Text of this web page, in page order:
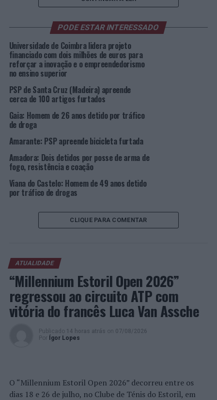
DESTAQUE
PSP
PRÓXIMO
Bragança celebra verão com noite de música e
animação
Vila Franca de Xira acolhe a chegada da 2ª Etapa da 84ª
Edição da Volta a Portugal em Bicicleta
PODE ESTAR INTERESSADO
Universidade de Coimbra lidera projeto
financiado com dois milhões de euros para
reforçar a inovação e o empreendedorismo
no ensino superior
PSP de Santa Cruz (Madeira) apreende
cerca de 100 artigos furtados
Gaia: Homem de 26 anos detido por tráfico
de droga
Amarante: PSP apreende bicicleta furtada
Amadora: Dois detidos por posse de arma de
fogo, resistência e coação
Viana do Castelo: Homem de 49 anos detido
por tráfico de drogas
CLIQUE PARA COMENTAR
ATUALIDADE
“Millennium Estoril Open 2026”
regressou ao circuito ATP com
vitória do francês Luca Van Assche
Publicado 14 horas atrás on 07/08/2026
Por
Ígor Lopes
O “Millennium Estoril Open 2026” decorreu entre os
dias 18 e 26 de julho, no Clube de Ténis do Estoril, em